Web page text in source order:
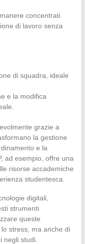
concentrati
di lavoro senza
di squadra, ideale
e la modifica
grazie a
la gestione
e la
ad esempio, offre una
risorse accademiche
studentesca.
digitali,
strumenti
queste
stress, ma anche di
negli studi.